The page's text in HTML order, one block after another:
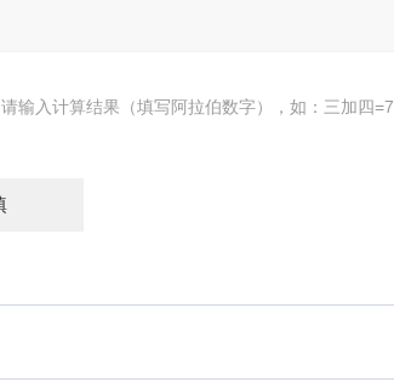
请输入计算结果（填写阿拉伯数字），如：三加四=7